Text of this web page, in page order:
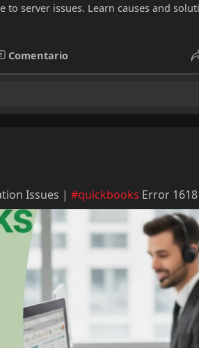
to server issues. Learn causes and
Comentario
Issues | #quickbooks Error 1618